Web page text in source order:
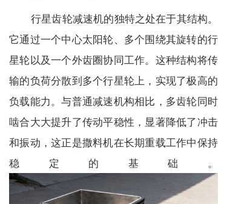
行星齿轮减速机的独特之处在于其结构。
它通过一个中心太阳轮、多个围绕其旋转的行
星轮以及一个外齿圈协同工作。这种结构将传
输的负荷分散到多个行星轮上，实现了极高的
负载能力。与普通减速机构相比，多齿轮同时
啮合大大提升了传动平稳性，显著降低了冲击
和振动，这正是撒料机在长期重载工作中保持
稳定的基础。